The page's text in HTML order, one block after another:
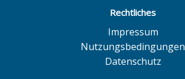
Rechtliches
Impressum
Nutzungsbedingungen
Datenschutz